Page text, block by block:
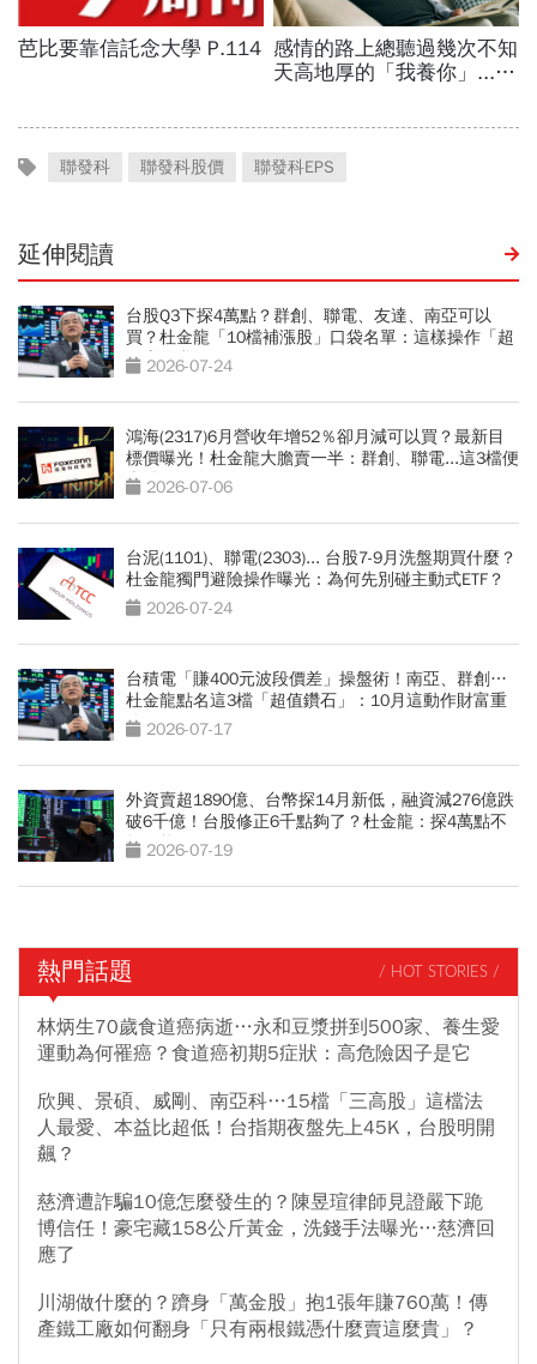
聯發科 聯發科股價 聯發科EPS
延伸閱讀
台股Q3下探4萬點？群創、聯電、友達、南亞可以
買？杜金龍「10檔補漲股」口袋名單：這樣操作「超
好賺的啦」
2026-07-24
鴻海(2317)6月營收年增52％卻月減可以買？最新目
標價曝光！杜金龍大膽賣一半：群創、聯電...這3檔便
當股更有肉
2026-07-06
台泥(1101)、聯電(2303)... 台股7-9月洗盤期買什麼？
杜金龍獨門避險操作曝光：為何先別碰主動式ETF？
2026-07-24
台積電「賺400元波段價差」操盤術！南亞、群創…
杜金龍點名這3檔「超值鑽石」：10月這動作財富重
分配2026-07-17
外資賣超1890億、台幣探14月新低，融資減276億跌
破6千億！台股修正6千點夠了？杜金龍：探4萬點不
無可能
2026-07-19
熱門話題 / HOT STORIES /
林炳生70歲食道癌病逝…永和豆漿拼到500家、養生愛
運動為何罹癌？食道癌初期5症狀：高危險因子是它
欣興、景碩、威剛、南亞科…15檔「三高股」這檔法
人最愛、本益比超低！台指期夜盤先上45K，台股明開
飆？
慈濟遭詐騙10億怎麼發生的？陳昱瑄律師見證嚴下跪
博信任！豪宅藏158公斤黃金，洗錢手法曝光…慈濟回
應了
川湖做什麼的？躋身「萬金股」抱1張年賺760萬！傳
產鐵工廠如何翻身「只有兩根鐵憑什麼賣這麼貴」？